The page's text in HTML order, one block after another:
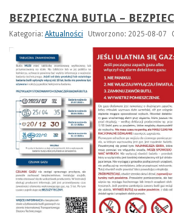
BEZPIECZNA BUTLA –
Kategoria: Aktualności Utworzono: 2025-08-07